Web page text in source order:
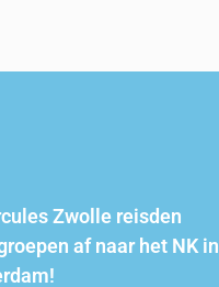
Zwolle reisden
af naar het NK in